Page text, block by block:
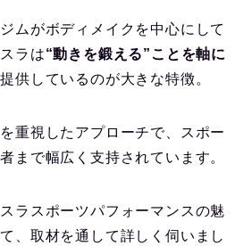
ムがボディメイクを中心にして
ラは“動きを鍛える”ことを軸に
供しているのが大きな特徴。
重視したアプローチで、スポー
まで幅広く支持されています。
ラスポーツパフォーマンスの魅
、取材を通して詳しく伺いまし